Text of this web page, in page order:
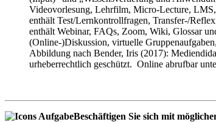
Abbildung nach Bender, Iris (2017):
urheberrechtlich geschützt. Online abrufbar
Beschäftigen Sie sich mit